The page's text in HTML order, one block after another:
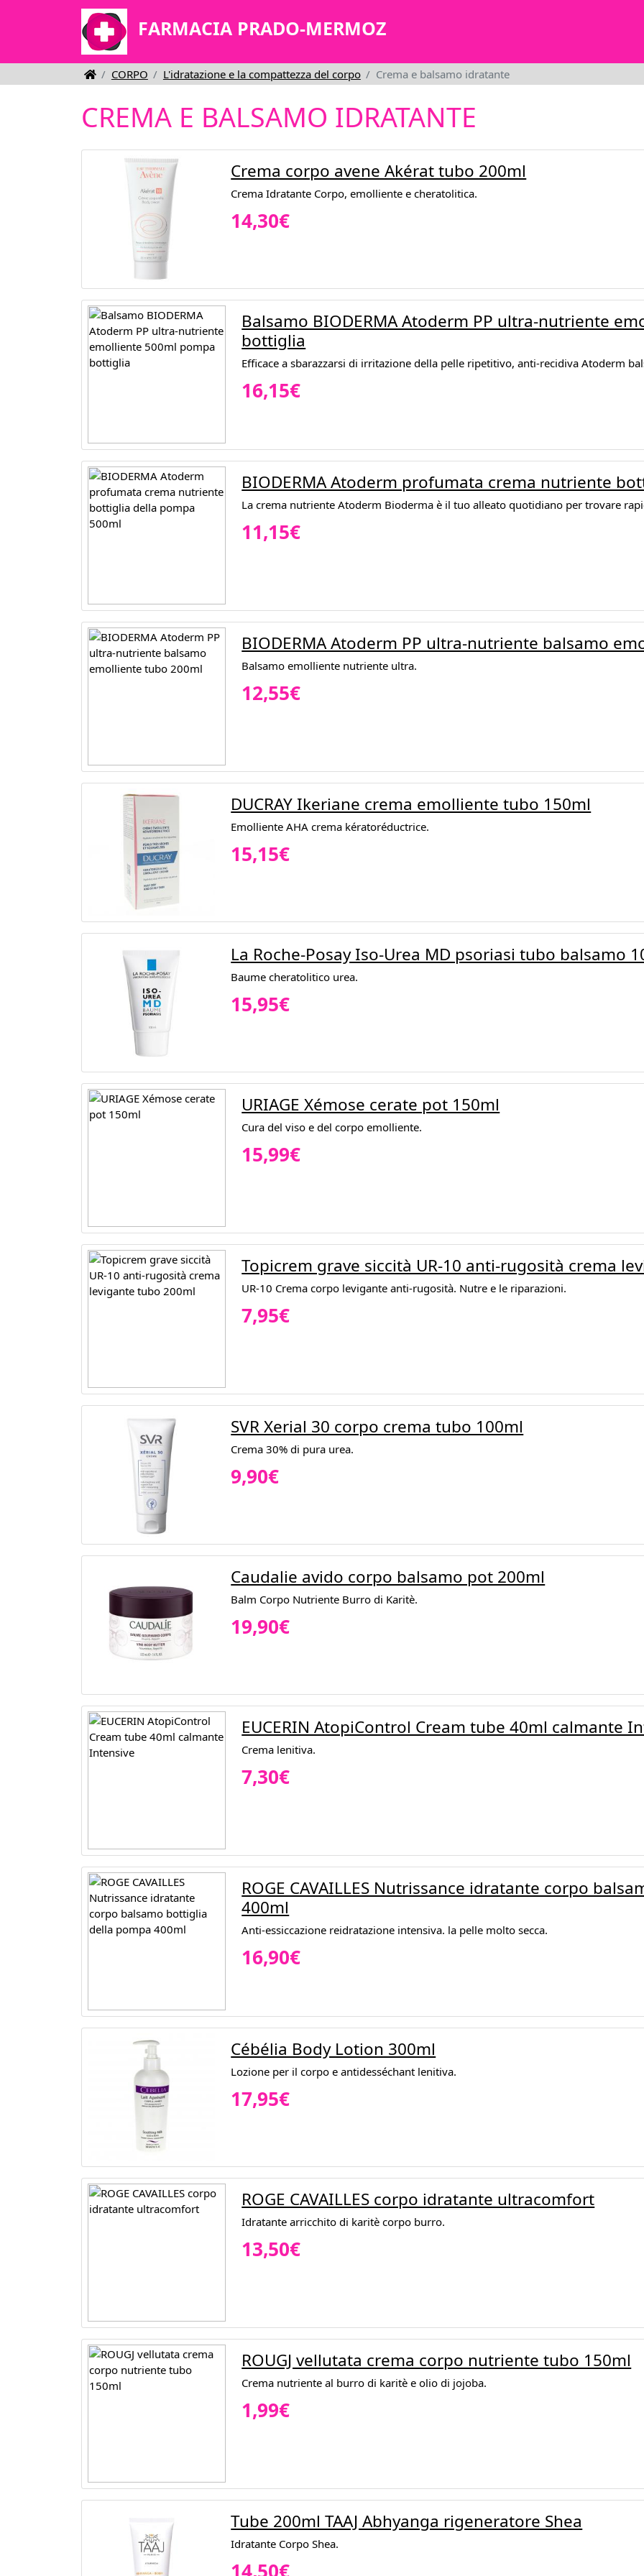
FARMACIA PRADO-MERMOZ
CORPO L'idratazione e la compattezza del corpo Crema e balsamo idratante
CREMA E BALSAMO IDRATANTE
Crema corpo avene Akérat tubo 200ml
Crema Idratante Corpo, emolliente e cheratolitica.
14,30€
Balsamo BIODERMA Atoderm PP ultra-nutriente
bottiglia
Efficace a sbarazzarsi di irritazione della pelle ripetitivo, anti-recidiva Atoderm
16,15€
BIODERMA Atoderm profumata crema nutriente
La crema nutriente Atoderm Bioderma è il tuo alleato quotidiano per trovare
11,15€
BIODERMA Atoderm PP ultra-nutriente balsamo
Balsamo emolliente nutriente ultra.
12,55€
DUCRAY Ikeriane crema emolliente tubo 150ml
Emolliente AHA crema kératoréductrice.
15,15€
La Roche-Posay Iso-Urea MD psoriasi tubo balsamo
Baume cheratolitico urea.
15,95€
URIAGE Xémose cerate pot 150ml
Cura del viso e del corpo emolliente.
15,99€
Topicrem grave siccità UR-10 anti-rugosità crema
UR-10 Crema corpo levigante anti-rugosità. Nutre e le riparazioni.
7,95€
SVR Xerial 30 corpo crema tubo 100ml
Crema 30% di pura urea.
9,90€
Caudalie avido corpo balsamo pot 200ml
Balm Corpo Nutriente Burro di Karitè.
19,90€
EUCERIN AtopiControl Cream tube 40ml calmante
Crema lenitiva.
7,30€
ROGE CAVAILLES Nutrissance idratante corpo
400ml
Anti-essiccazione reidratazione intensiva. la pelle molto secca.
16,90€
Cébélia Body Lotion 300ml
Lozione per il corpo e antidesséchant lenitiva.
17,95€
ROGE CAVAILLES corpo idratante ultracomfort
Idratante arricchito di karitè corpo burro.
13,50€
ROUGJ vellutata crema corpo nutriente tubo 150ml
Crema nutriente al burro di karitè e olio di jojoba.
1,99€
Tube 200ml TAAJ Abhyanga rigeneratore Shea
Idratante Corpo Shea.